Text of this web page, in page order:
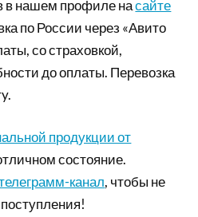
в нашем профиле насайте
по России через «Авито
со страховкой,
до оплаты. Перевозка
продукции от
состояние.
канал, чтобы не